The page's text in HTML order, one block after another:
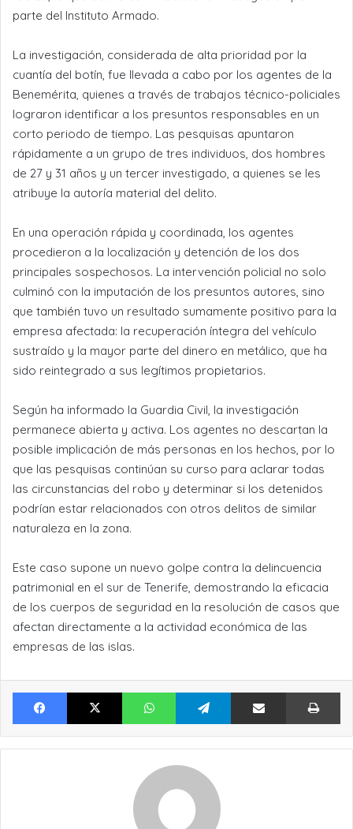
parte del Instituto Armado.
La investigación, considerada de alta prioridad por la
cuantía del botín, fue llevada a cabo por los agentes de la
Benemérita, quienes a través de trabajos técnico-policiales
lograron identificar a los presuntos responsables en un
corto periodo de tiempo. Las pesquisas apuntaron
rápidamente a un grupo de tres individuos, dos hombres
de 27 y 31 años y un tercer investigado, a quienes se les
atribuye la autoría material del delito.
En una operación rápida y coordinada, los agentes
procedieron a la localización y detención de los dos
principales sospechosos. La intervención policial no solo
culminó con la imputación de los presuntos autores, sino
que también tuvo un resultado sumamente positivo para la
empresa afectada: la recuperación íntegra del vehículo
sustraído y la mayor parte del dinero en metálico, que ha
sido reintegrado a sus legítimos propietarios.
Según ha informado la Guardia Civil, la investigación
permanece abierta y activa. Los agentes no descartan la
posible implicación de más personas en los hechos, por lo
que las pesquisas continúan su curso para aclarar todas
las circunstancias del robo y determinar si los detenidos
podrían estar relacionados con otros delitos de similar
naturaleza en la zona.
Este caso supone un nuevo golpe contra la delincuencia
patrimonial en el sur de Tenerife, demostrando la eficacia
de los cuerpos de seguridad en la resolución de casos que
afectan directamente a la actividad económica de las
empresas de las islas.
Facebook X WhatsApp Telegram Compartir por Email